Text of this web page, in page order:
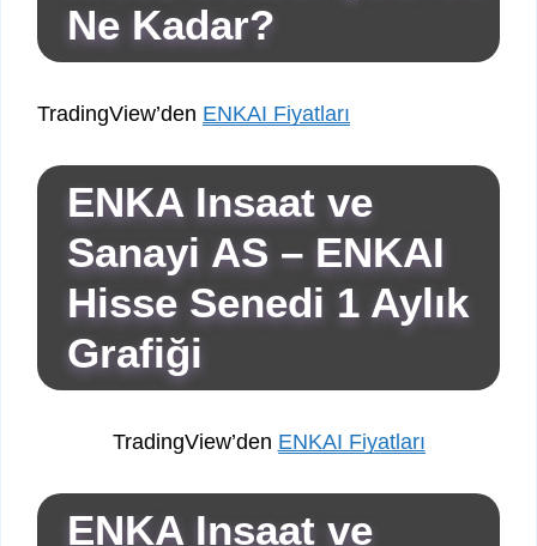
Ne Kadar?
TradingView’den ENKAI Fiyatları
ENKA Insaat ve
Sanayi AS – ENKAI
Hisse Senedi 1 Aylık
Grafiği
TradingView’den ENKAI Fiyatları
ENKA Insaat ve